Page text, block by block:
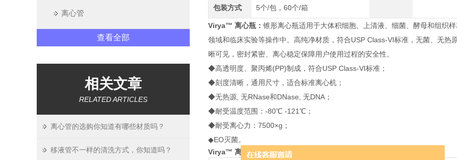
离心管
查看全部
相关文章
RELATED ARTICLES
离心管的选购你知道有哪些材质吗？
移液管不一样的清洗方式，你知道吗？
包装方式 5个/包，60个/箱
Virya™ 离心瓶： 锥形离心瓶适用于大体积细胞、上清液、细菌、酵母和组织
领域和临床实验等操作中。高纯净材质，符合USP Class-VI标准，无菌、无
晰可见，密封紧密、离心稳定保障用户使用过程的安全性。
◆高透明度、聚丙烯(PP)制成，符合USP Class-VI标准；
◆刻度清晰，通用尺寸，适合标准离心机；
◆无热源, 无RNase和DNase, 无DNA；
◆耐受温度范围：-80℃ -121℃；
◆耐受离心力：7500×g；
◆EO灭菌。
Virya™ 离心瓶：